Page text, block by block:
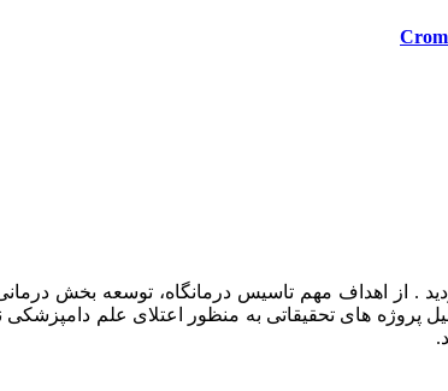
دامپزشکان سبز در سال ۱۳۹۷ افتتاح گردید . از اهداف مهم
پروژه های تحقیقاتی به منظور اعتلای علم